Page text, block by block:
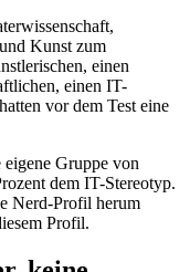
Kunst zum
einen
einen IT-
vor dem Test eine
Gruppe von
dem IT-Stereotyp.
Nerd-Profil herum
Profil.